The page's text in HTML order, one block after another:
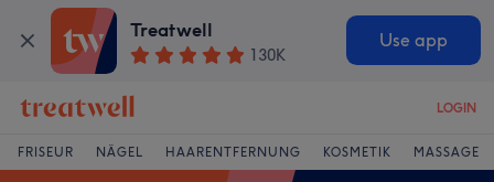
Treatwell
130K
Use app
LOGIN
FRISEUR NÄGEL HAARENTFERNUNG KOSMETIK MASSAGE